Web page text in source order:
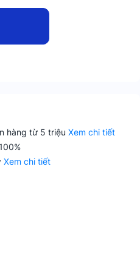
hàng từ 5 triệu Xem chi tiết
Xem chi tiết